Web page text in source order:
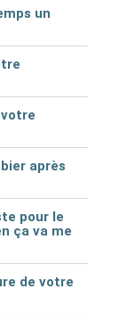
un
après
pour le
ça va me
de votre